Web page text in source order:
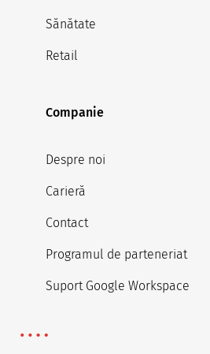
Sănătate
Retail
Companie
Despre noi
Carieră
Contact
Programul de parteneriat
Suport Google Workspace